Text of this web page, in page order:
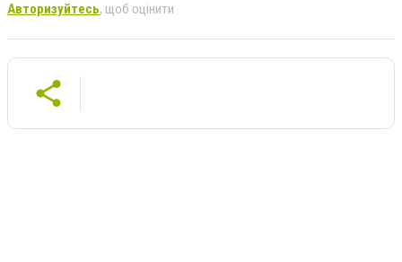
Авторизуйтесь, щоб оцінити